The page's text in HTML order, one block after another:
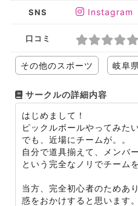
SNS Instagram
口コミ
その他のスポーツ 岐阜県
サークルの詳細内容
はじめまして！
ピックルボールやってみたい
でも、近場にチームが。。
自分で道具揃えて、メンバ
という完全なノリでチーム
当方、完全初心者のためあ
惑をおかけすると思います。